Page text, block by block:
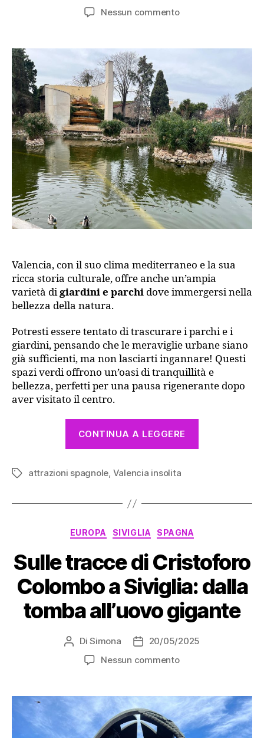
articolo
dell'articolo
Nessun commentosu
di
i
giardini
e
i
parchi
da
non
perdere
Valencia, con il suo clima mediterraneo e la sua
ricca storia culturale, offre anche un’ampia
varietà digiardini e parchi dove immergersi nella
bellezza della natura.
Potresti essere tentato di trascurare i parchi e i
giardini, pensando che le meraviglie urbane siano
già sufficienti, ma non lasciarti ingannare! Questi
spazi verdi offrono un’oasi di tranquillità e
bellezza, perfetti per una pausa rigenerante dopo
aver visitato il centro.
CONTINUA A LEGGERE
giardini
parchi
da
non
perdere”
Tag attrazioni spagnole, Valencia insolita
Categorie
EUROPA SIVIGLIA SPAGNA
Sulle tracce di Cristoforo
Colombo a Siviglia: dalla
tomba all’uovo gigante
Autore
articolo
DiSimona
Data
dell'articolo
20/05/2025
Nessun commentosu
di
Cristoforo
Colombo